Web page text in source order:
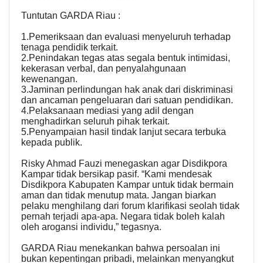
Tuntutan GARDA Riau :
1.Pemeriksaan dan evaluasi menyeluruh terhadap
tenaga pendidik terkait.
2.Penindakan tegas atas segala bentuk intimidasi,
kekerasan verbal, dan penyalahgunaan
kewenangan.
3.Jaminan perlindungan hak anak dari diskriminasi
dan ancaman pengeluaran dari satuan pendidikan.
4.Pelaksanaan mediasi yang adil dengan
menghadirkan seluruh pihak terkait.
5.Penyampaian hasil tindak lanjut secara terbuka
kepada publik.
Risky Ahmad Fauzi menegaskan agar Disdikpora
Kampar tidak bersikap pasif. “Kami mendesak
Disdikpora Kabupaten Kampar untuk tidak bermain
aman dan tidak menutup mata. Jangan biarkan
pelaku menghilang dari forum klarifikasi seolah tidak
pernah terjadi apa-apa. Negara tidak boleh kalah
oleh arogansi individu,” tegasnya.
GARDA Riau menekankan bahwa persoalan ini
bukan kepentingan pribadi, melainkan menyangkut